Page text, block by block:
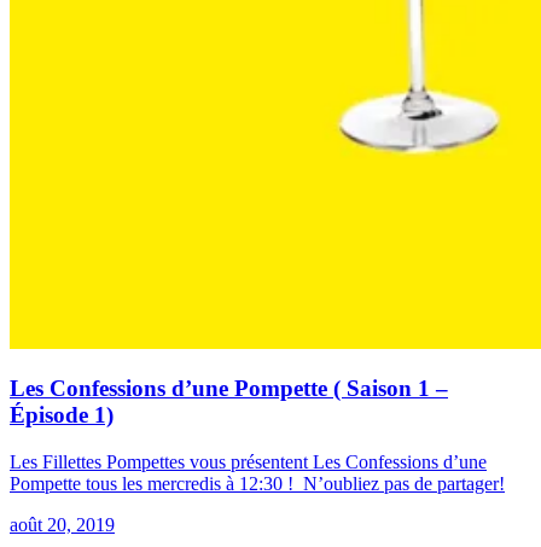
Les Confessions d’une Pompette ( Saison 1 –
Épisode 1)
Les Fillettes Pompettes vous présentent Les Confessions d’une
Pompette tous les mercredis à 12:30 ! N’oubliez pas de partager!
août 20, 2019